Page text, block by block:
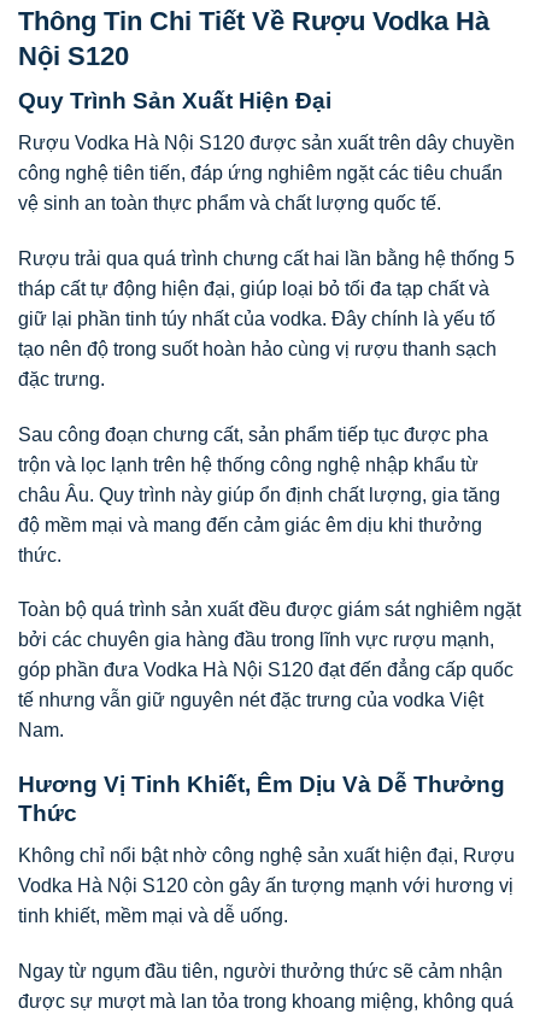
Thông Tin Chi Tiết Về Rượu Vodka Hà
Nội S120
Quy Trình Sản Xuất Hiện Đại
Rượu Vodka Hà Nội S120 được sản xuất trên dây chuyền
công nghệ tiên tiến, đáp ứng nghiêm ngặt các tiêu chuẩn
vệ sinh an toàn thực phẩm và chất lượng quốc tế.
Rượu trải qua quá trình chưng cất hai lần bằng hệ thống 5
tháp cất tự động hiện đại, giúp loại bỏ tối đa tạp chất và
giữ lại phần tinh túy nhất của vodka. Đây chính là yếu tố
tạo nên độ trong suốt hoàn hảo cùng vị rượu thanh sạch
đặc trưng.
Sau công đoạn chưng cất, sản phẩm tiếp tục được pha
trộn và lọc lạnh trên hệ thống công nghệ nhập khẩu từ
châu Âu. Quy trình này giúp ổn định chất lượng, gia tăng
độ mềm mại và mang đến cảm giác êm dịu khi thưởng
thức.
Toàn bộ quá trình sản xuất đều được giám sát nghiêm ngặt
bởi các chuyên gia hàng đầu trong lĩnh vực rượu mạnh,
góp phần đưa Vodka Hà Nội S120 đạt đến đẳng cấp quốc
tế nhưng vẫn giữ nguyên nét đặc trưng của vodka Việt
Nam.
Hương Vị Tinh Khiết, Êm Dịu Và Dễ Thưởng
Thức
Không chỉ nổi bật nhờ công nghệ sản xuất hiện đại, Rượu
Vodka Hà Nội S120 còn gây ấn tượng mạnh với hương vị
tinh khiết, mềm mại và dễ uống.
Ngay từ ngụm đầu tiên, người thưởng thức sẽ cảm nhận
được sự mượt mà lan tỏa trong khoang miệng, không quá